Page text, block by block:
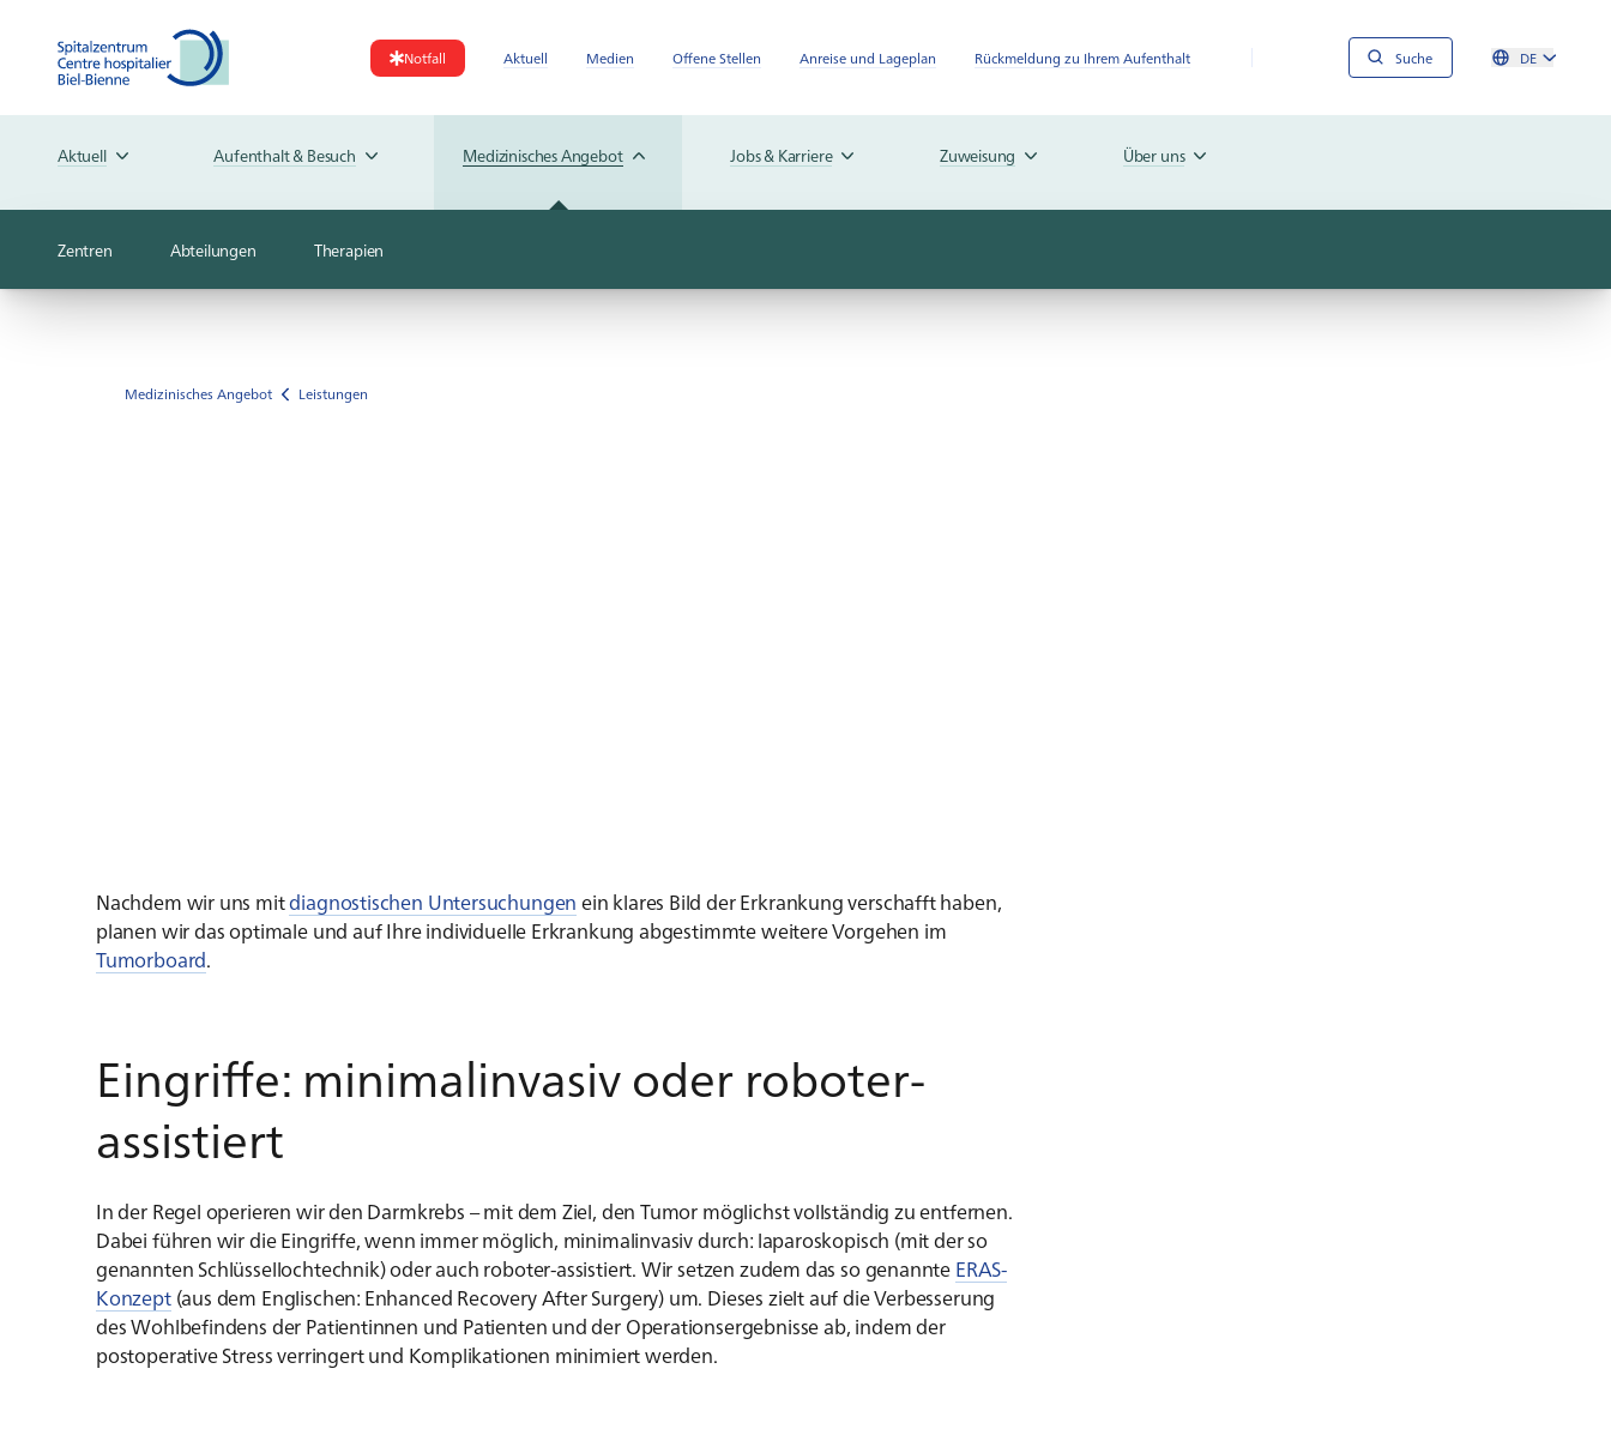
Notfall Aktuell Medien Offene Stellen Anreise und Lageplan Rückmeldung zu Ihrem Aufenthalt Suche DE
Aktuell Aufenthalt & Besuch Medizinisches Angebot
Zentren Abteilungen Therapien
Jobs & Karriere Zuweisung Über uns
Medizinisches Angebot Leistungen
Nachdem wir uns mitdiagnostischen Untersuchungen ein klares Bild der Erkrankung verschafft haben,
planen wir das optimale und auf Ihre individuelle Erkrankung abgestimmte weitere Vorgehen im
Tumorboard.
Eingriffe: minimalinvasiv oder roboter-
assistiert
In der Regel operieren wir den Darmkrebs – mit dem Ziel, den Tumor möglichst vollständig zu entfernen.
Dabei führen wir die Eingriffe, wenn immer möglich, minimalinvasiv durch: laparoskopisch (mit der so
genannten Schlüssellochtechnik) oder auch roboter-assistiert. Wir setzen zudem das so genannte ERAS-
Konzept(aus dem Englischen: Enhanced Recovery After Surgery) um. Dieses zielt auf die Verbesserung
des Wohlbefindens der Patientinnen und Patienten und der Operationsergebnisse ab, indem der
postoperative Stress verringert und Komplikationen minimiert werden.